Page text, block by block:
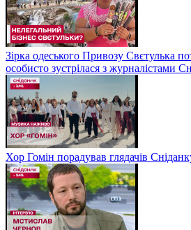
Зірка одеського Привозу Свєтулька
особисто зустрілася з журналістами
Хор Гомін порадував глядачів